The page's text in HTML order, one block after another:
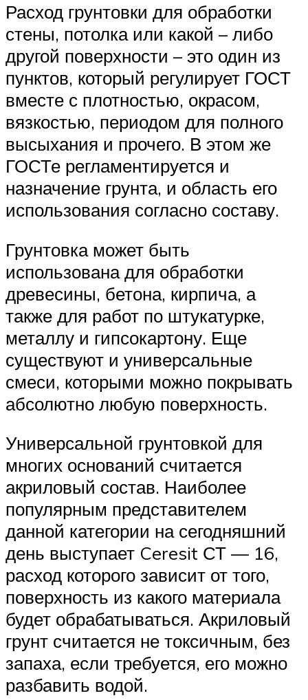
Расход грунтовки для обработки
стены, потолка или какой – либо
другой поверхности – это один из
пунктов, который регулирует ГОСТ
вместе с плотностью, окрасом,
вязкостью, периодом для полного
высыхания и прочего. В этом же
ГОСТе регламентируется и
назначение грунта, и область его
использования согласно составу.
Грунтовка может быть
использована для обработки
древесины, бетона, кирпича, а
также для работ по штукатурке,
металлу и гипсокартону. Еще
существуют и универсальные
смеси, которыми можно покрывать
абсолютно любую поверхность.
Универсальной грунтовкой для
многих оснований считается
акриловый состав. Наиболее
популярным представителем
данной категории на сегодняшний
день выступает Ceresit СТ — 16,
расход которого зависит от того,
поверхность из какого материала
будет обрабатываться. Акриловый
грунт считается не токсичным, без
запаха, если требуется, его можно
разбавить водой.